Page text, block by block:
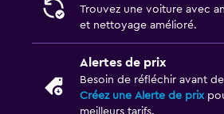
Trouvez une voiture avec
et nettoyage amélioré.
Alertes de prix
Besoin de réfléchir avant
Créez une Alerte de prix